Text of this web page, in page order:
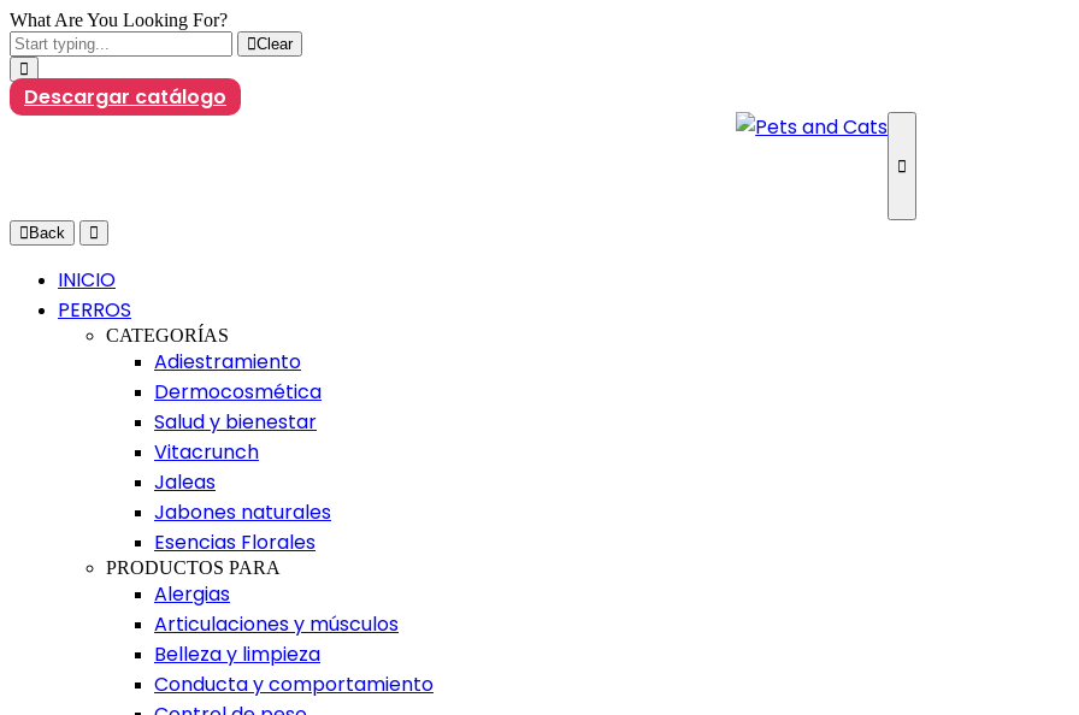
What Are You Looking For?
Clear
Descargar catálogo
Back
INICIO
PERROS
CATEGORÍAS
Adiestramiento
Dermocosmética
Salud y bienestar
Vitacrunch
Jaleas
Jabones naturales
Esencias Florales
PRODUCTOS PARA
Alergias
Articulaciones y músculos
Belleza y limpieza
Conducta y comportamiento